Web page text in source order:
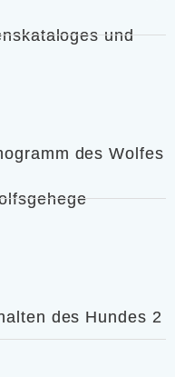
und
des Wolfes
des Hundes 2